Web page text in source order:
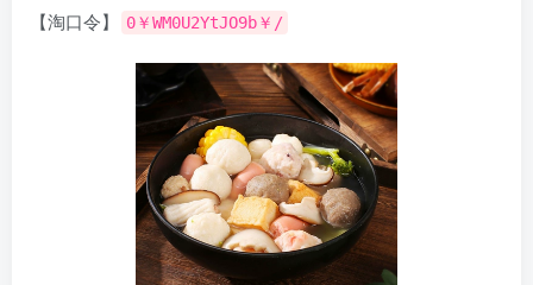
【淘口令】
0￥WM0U2YtJO9b￥/